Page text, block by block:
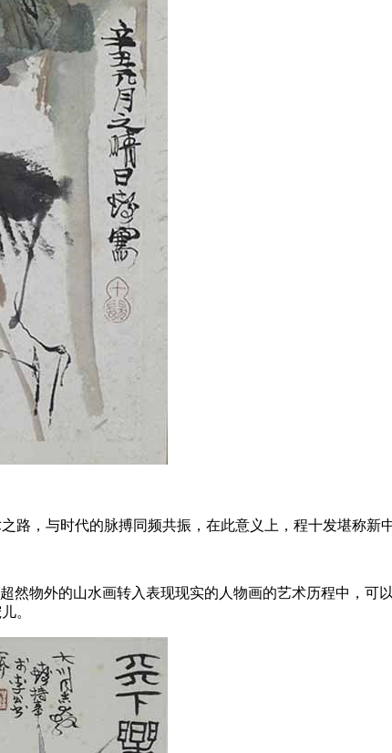
，与时代的脉搏同频共振，在此意义上，程十发堪称新
然物外的山水画转入表现现实的人物画的艺术历程中，可
。